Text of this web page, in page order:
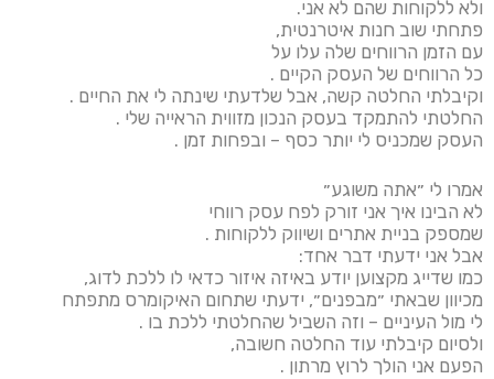
ולא ללקוחות שהם לא אני.
פתחתי שוב חנות איטרנטית,
עם הזמן הרווחים שלה עלו על
כל הרווחים של העסק הקיים .
וקיבלתי החלטה קשה, אבל שלדעתי שינתה לי את החיים .
החלטתי להתמקד בעסק הנכון מזווית הראייה שלי .
העסק שמכניס לי יותר כסף – ובפחות זמן .
אמרו לי ״אתה משוגע״
לא הבינו איך אני זורק לפח עסק רווחי
שמספק בניית אתרים ושיווק ללקוחות .
אבל אני ידעתי דבר אחד:
כמו שדייג מקצוען יודע באיזה איזור כדאי לו ללכת לדוג,
מכיוון שבאתי ״מבפנים״, ידעתי שתחום האיקומרס מתפתח
לי מול העיניים – וזה השביל שהחלטתי ללכת בו .
ולסיום קיבלתי עוד החלטה חשובה,
הפעם אני הולך לרוץ מרתון .